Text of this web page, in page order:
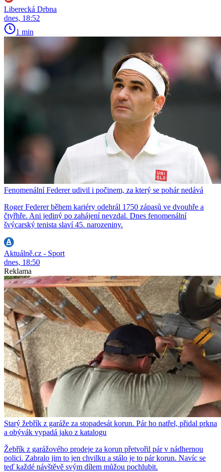
Liberecká Drbna
dnes, 18:52
1 min
Fenomenální Federer udivil i počinem, za který se pohár nedává
Roger Federer během kariéry odehrál 1750 zápasů ve dvouhře a
čtyřhře. Ani jediný po zahájení nevzdal. Dnes fenomenální
švýcarský tenista slaví 45. narozeniny.
Aktuálně.cz - Sport
dnes, 18:50
Reklama
Starý žebřík z garáže za stopadesát korun. Pár ho natřel, přidal prkna
a obývák vypadá jako z katalogu
Žebřík z garážového prodeje za korun přetvořil pár v nádhernou
polici. Zabralo jim to jen chvilku a stálo je to pár korun. Navíc se
teď každé návštěvě svým dílem můžou pochlubit.